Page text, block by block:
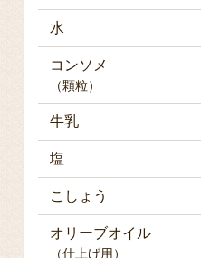
水
コンソメ
（顆粒）
牛乳
塩
こしょう
オリーブオイル
（仕上げ用）